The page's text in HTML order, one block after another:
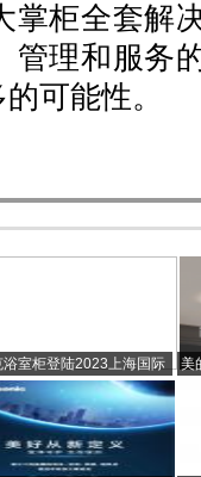
掌柜全套解
管理和服务
可能性。
浴室柜登陆2023上海国际
，开启一场高定奢享之旅
美